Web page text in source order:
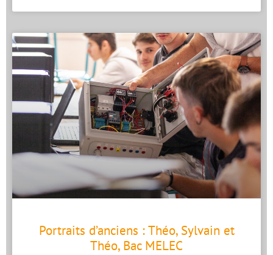
Portraits d’anciens : Théo, Sylvain et
Théo, Bac MELEC